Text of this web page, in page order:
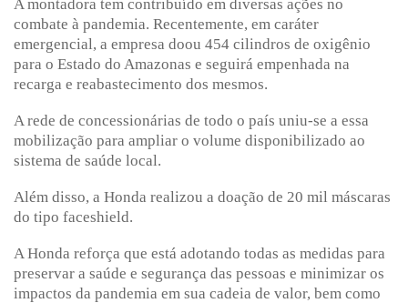
A montadora tem contribuído em diversas ações no
combate à pandemia. Recentemente, em caráter
emergencial, a empresa doou 454 cilindros de oxigênio
para o Estado do Amazonas e seguirá empenhada na
recarga e reabastecimento dos mesmos.
A rede de concessionárias de todo o país uniu-se a essa
mobilização para ampliar o volume disponibilizado ao
sistema de saúde local.
Além disso, a Honda realizou a doação de 20 mil máscaras
do tipo faceshield.
A Honda reforça que está adotando todas as medidas para
preservar a saúde e segurança das pessoas e minimizar os
impactos da pandemia em sua cadeia de valor, bem como